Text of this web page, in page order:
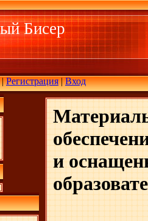
Бисер
|Регистрация|Вход
и